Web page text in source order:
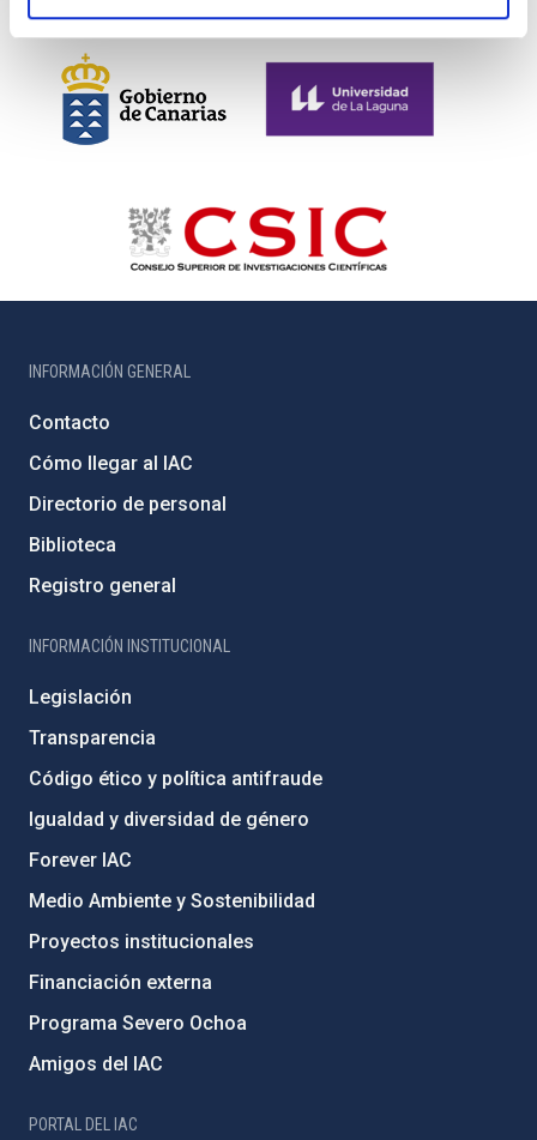
INFORMACIÓN GENERAL
Contacto
Cómo llegar al IAC
Directorio de personal
Biblioteca
Registro general
INFORMACIÓN INSTITUCIONAL
Legislación
Transparencia
Código ético y política antifraude
Igualdad y diversidad de género
Forever IAC
Medio Ambiente y Sostenibilidad
Proyectos institucionales
Financiación externa
Programa Severo Ochoa
Amigos del IAC
PORTAL DEL IAC